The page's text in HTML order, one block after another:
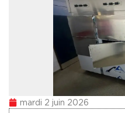
mardi 2 juin 2026